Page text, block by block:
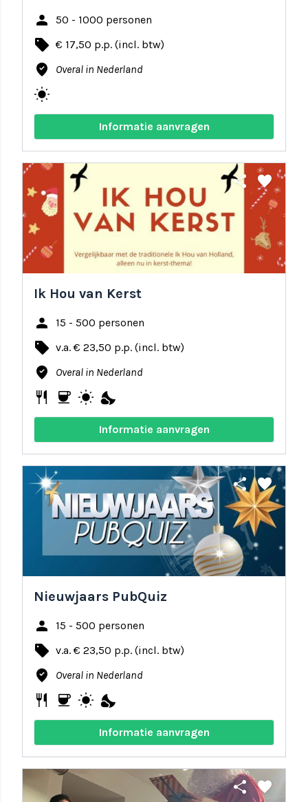
person 50 - 1000 personen
local_offer € 17,50 p.p. (incl. btw)
where_to_vote Overal in Nederland
wb_sunny
Informatie aanvragen
share favorite
Ik Hou van Kerst
person 15 - 500 personen
local_offer v.a. € 23,50 p.p. (incl. btw)
where_to_vote Overal in Nederland
restaurant coffee wb_sunny nights_stay
Informatie aanvragen
share favorite
Nieuwjaars PubQuiz
person 15 - 500 personen
local_offer v.a. € 23,50 p.p. (incl. btw)
where_to_vote Overal in Nederland
restaurant coffee wb_sunny nights_stay
Informatie aanvragen
share favorite